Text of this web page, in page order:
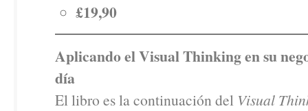
£19,90
Aplicando el Visual Thinking en su
día
El libro es la continuación del Visual